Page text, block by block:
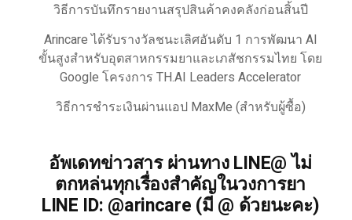
วิธีการบันทึกรายงานสรุปสินค้าคงคลังก่อนสิ้นปี
Arincare ได้รับรางวัลชนะเลิศอันดับ 1 การพัฒนา AI
ขั้นสูงสำหรับอุตสาหกรรมยาและเภสัชกรรมไทย โดย
Google โครงการ TH.AI Leaders Accelerator
วิธีการชำระเงินผ่านแอป MaxMe (สำหรับผู้ซื้อ)
อัพเดทข่าวสาร ผ่านทาง LINE@ ไม่
ตกหล่นทุกเรื่องสำคัญในวงการยา
LINE ID: @arincare (มี @ ด้วยนะคะ)